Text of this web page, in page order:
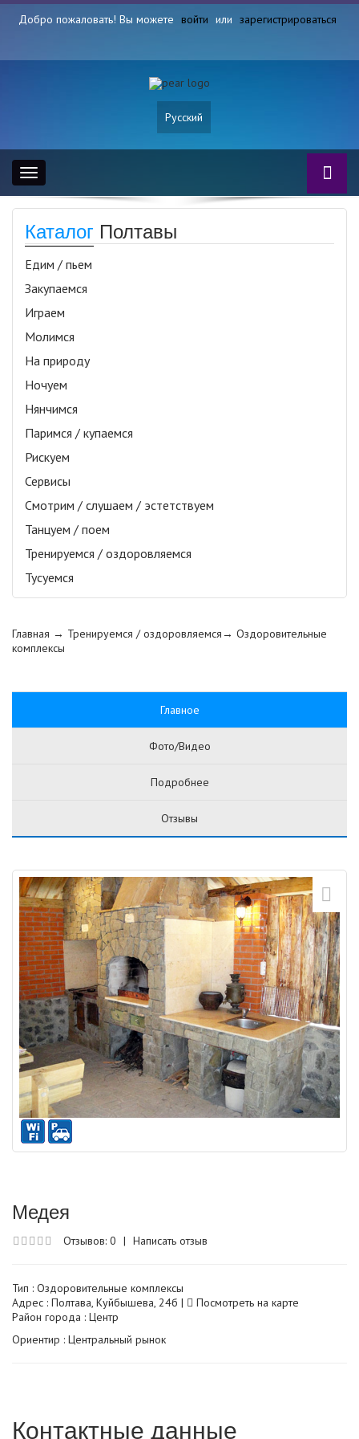
Добро пожаловать! Вы можете войти или зарегистрироваться
Русский
Toggle
navigation
Каталог Полтавы
Едим / пьем
Закупаемся
Играем
Молимся
На природу
Ночуем
Нянчимся
Паримся / купаемся
Рискуем
Сервисы
Смотрим / слушаем / эстетствуем
Танцуем / поем
Тренируемся / оздоровляемся
Тусуемся
Главная → Тренируемся / оздоровляемся→ Оздоровительные
комплексы
Главное
Фото/Видео
Подробнее
Отзывы
Медея
Отзывов: 0 | Написать отзыв
Тип : Оздоровительные комплексы
Адрес : Полтава, Куйбышева, 24б |
Посмотреть на карте
Район города : Центр
Ориентир : Центральный рынок
Контактные данные